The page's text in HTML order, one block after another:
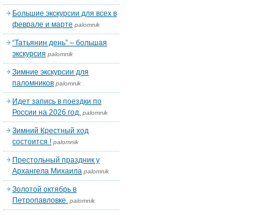
Большие экскурсии для всех в
феврале и марте palomnik
“Татьянин день” – большая
экскурсия palomnik
Зимние экскурсии для
паломников palomnik
Идет запись в поездки по
России на 2026 год. palomnik
Зимний Крестный ход
состоится ! palomnik
Престольный праздник у
Архангела Михаила palomnik
Золотой октябрь в
Петропавловке. palomnik